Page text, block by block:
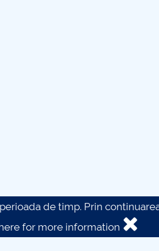
de timp. Prin
for more information